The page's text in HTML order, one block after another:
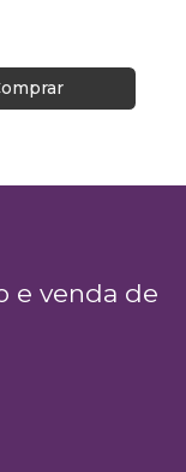
e venda de